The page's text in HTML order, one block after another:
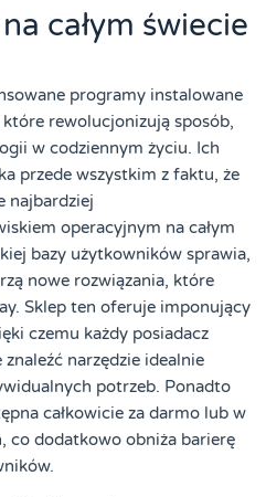
całym świecie
programy instalowane
rewolucjonizują sposób,
w codziennym życiu. Ich
przede wszystkim z faktu, że
najbardziej
operacyjnym na całym
bazy użytkowników sprawia,
nowe rozwiązania, które
Sklep ten oferuje imponujący
czemu każdy posiadacz
narzędzie idealnie
potrzeb. Ponadto
całkowicie za darmo lub w
co dodatkowo obniża barierę